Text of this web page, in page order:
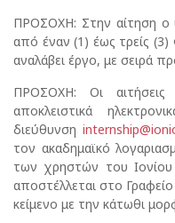
ΠΡΟΣΟΧΗ: Στην αίτηση ο
από έναν (1) έως τρείς (3)
αναλάβει έργο, με σειρά
ΠΡΟΣΟΧΗ: Οι
αποκλειστικά
διεύθυνση
τον ακαδημαϊκό
των χρηστών του
αποστέλλεται στο
κείμενο με την κάτωθι